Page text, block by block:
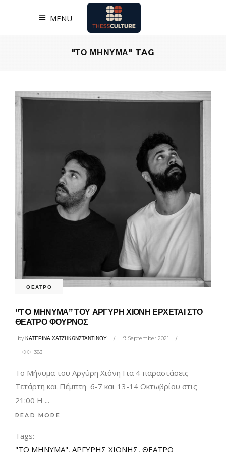
MENU
"ΤΟ ΜΗΝΥΜΑ" TAG
ΘΕΑΤΡΟ
“TO ΜΗΝΥΜΑ” ΤΟΥ ΑΡΓΥΡΗ ΧΙΟΝΗ ΕΡΧΕΤΑΙ ΣΤΟ
ΘΕΑΤΡΟ ΦΟΥΡΝΟΣ
byΚΑΤΕΡΙΝΑ ΧΑΤΖΗΚΩΝΣΤΑΝΤΙΝΟΥ 9 September 2021
383
To Μήνυμα του Αργύρη Χιόνη Για 4 παραστάσεις
Τετάρτη και Πέμπτη 6-7 και 13-14 Οκτωβρίου στις
21:00 Η
READ MORE
Tags:
"ΤΟ ΜΗΝΥΜΑ", ΑΡΓΥΡΗΣ ΧΙΟΝΗΣ, ΘΕΑΤΡΟ